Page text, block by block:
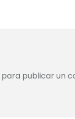
para publicar un